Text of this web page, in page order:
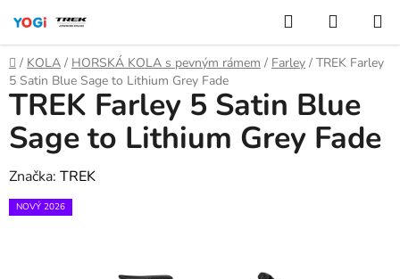
obsah
Hledat
KOŠÍK
Domů
/ KOLA / HORSKÁ KOLA s pevným rámem / Farley / TREK Farley
5 Satin Blue Sage to Lithium Grey Fade
TREK Farley 5 Satin Blue
Sage to Lithium Grey Fade
Značka: TREK
NOVÝ 2026